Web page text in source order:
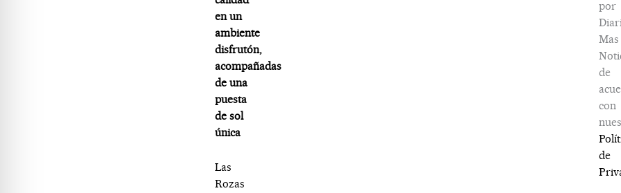
en un
ambiente
disfrutón,
acompañadas
de una
puesta
de sol
única
Las
Rozas
por
Mas
de
con
de